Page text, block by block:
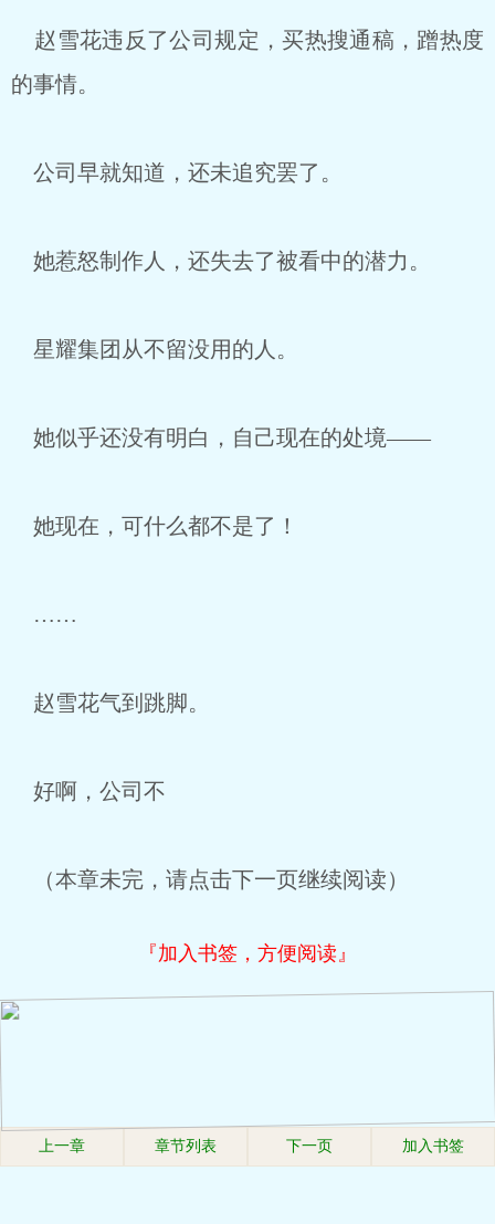
赵雪花违反了公司规定，买热搜通稿，蹭热度
的事情。
公司早就知道，还未追究罢了。
她惹怒制作人，还失去了被看中的潜力。
星耀集团从不留没用的人。
她似乎还没有明白，自己现在的处境——
她现在，可什么都不是了！
……
赵雪花气到跳脚。
好啊，公司不
（本章未完，请点击下一页继续阅读）
『加入书签，方便阅读』
上一章 章节列表 下一页 加入书签